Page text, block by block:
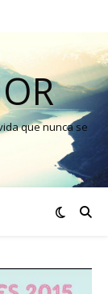
que nunca se